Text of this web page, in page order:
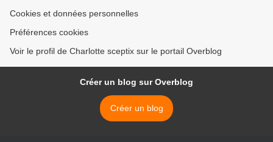
Cookies et données personnelles
Préférences cookies
Voir le profil de Charlotte sceptix sur le portail Overblog
Créer un blog sur Overblog
Créer un blog